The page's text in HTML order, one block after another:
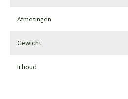
Afmetingen
Gewicht
Inhoud